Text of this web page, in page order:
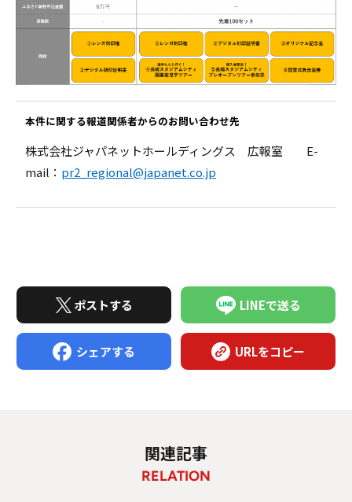
本件に関する報道関係者からのお問い合わせ先
株式会社ジャパネットホールディングス 広報室 E-
mail： pr2_regional@japanet.co.jp
ポストする LINEで送る
シェアする URLをコピー
関連記事
RELATION